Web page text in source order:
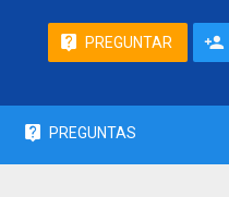
PREGUNTAR
PREGUNTAS